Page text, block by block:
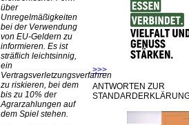
über
Unregelmäßigkeiten
bei der Verwendung
von EU-Geldern zu
informieren. Es ist
sträflich leichtsinnig,
ein
Vertragsverletzungsverfahren
zu riskieren, bei dem
bis zu 10% der
Agrarzahlungen auf
dem Spiel stehen.
>>>
ANTWORTEN ZUR